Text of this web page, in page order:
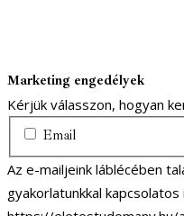
Marketing engedélyek
Kérjük válasszon, hogyan
Email
Az e-mailjeink láblécében
gyakorlatunkkal